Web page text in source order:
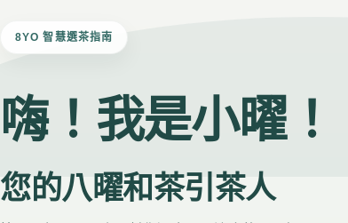
8YO 智慧選茶指南
嗨！我是小曜！
您的八曜和茶引茶人